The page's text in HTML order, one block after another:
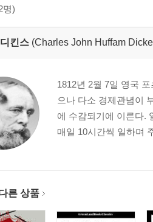
명)
킨스 (Charles John Huffam
1812년 2월 7일 영국
으나 다소 경제관념이
에 수감되기에 이른다.
매일 10시간씩 일하며
른 상품